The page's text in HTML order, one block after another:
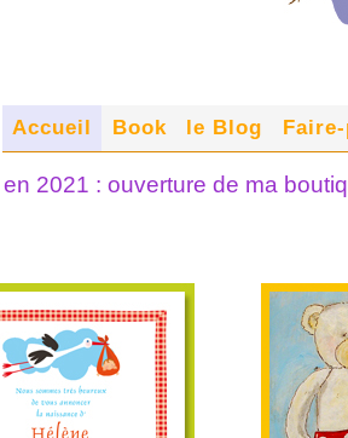
Accueil Book le Blog
2021 : ouverture de ma